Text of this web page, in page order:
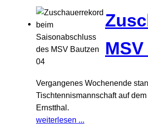
Vergangenes Wochenende
Tischtennismannschaft auf
Ernstthal.
weiterlesen ...